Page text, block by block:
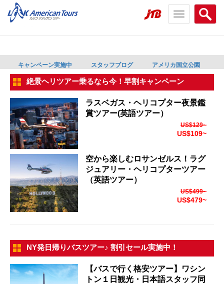
Search
menu
Toggle
navigation
キャンペーン実施中 スタッフブログ アメリカ国立公園
絶景ヘリツアー乗るなら今！早割キャンペーン
ラスベガス・ヘリコプター夜景鑑
賞ツアー(英語ツアー）
US$129~
US$109~
空から楽しむロサンゼルス！ラグ
ジュアリー・ヘリコプターツアー
（英語ツアー）
US$499~
US$479~
NY発日帰りバスツアー♪ 割引セール実施中！
【バスで行く格安ツアー】ワシン
トン１日観光・日本語スタッフ同